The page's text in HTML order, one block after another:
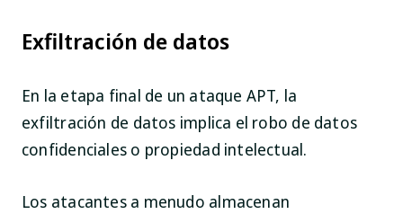
Exfiltración de datos
En la etapa final de un ataque APT, la
exfiltración de datos implica el robo de datos
confidenciales o propiedad intelectual.
Los atacantes a menudo almacenan